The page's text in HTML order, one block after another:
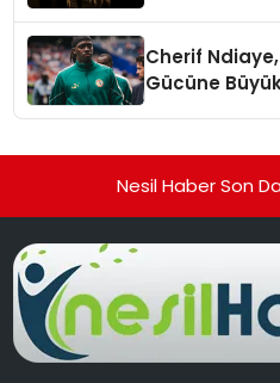
Cherif
Gücüne
Nesil Haber Son